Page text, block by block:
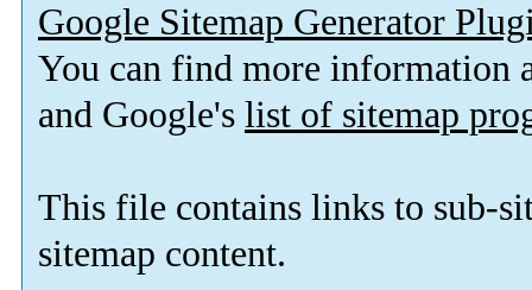
Google Sitemap Generator
You can find more information
and Google's list of sitemap
This file contains links to sub-
sitemap content.